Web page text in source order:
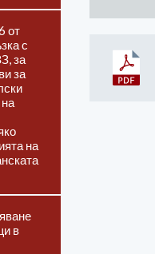
от
с
за
за
на
в